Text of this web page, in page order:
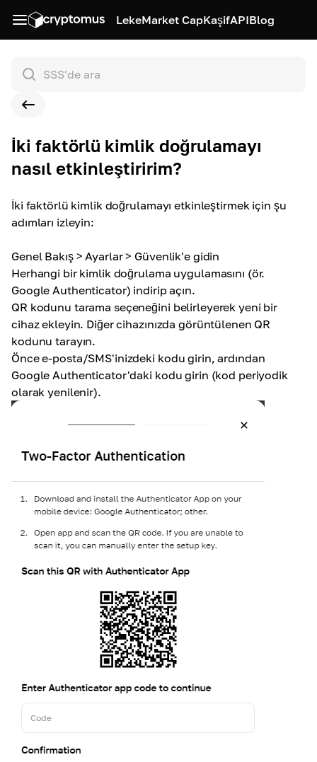
LekeMarket CapKaşifAPIBlog
İki faktörlü kimlik doğrulamayı
nasıl etkinleştiririm?
İki faktörlü kimlik doğrulamayı etkinleştirmek için şu
adımları izleyin:
Genel Bakış > Ayarlar > Güvenlik'e gidin
Herhangi bir kimlik doğrulama uygulamasını (ör.
Google Authenticator) indirip açın.
QR kodunu tarama seçeneğini belirleyerek yeni bir
cihaz ekleyin. Diğer cihazınızda görüntülenen QR
kodunu tarayın.
Önce e-posta/SMS'inizdeki kodu girin, ardından
Google Authenticator'daki kodu girin (kod periyodik
olarak yenilenir).